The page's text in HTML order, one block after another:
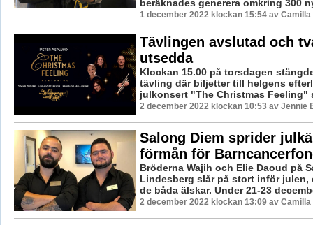
beräknades generera omkring 300
1 december 2022 klockan 15:54 av Camilla
Tävlingen avslutad och
utsedda
Klockan 15.00 på torsdagen
tävling där biljetter till helgens
julkonsert "The Christmas Feeling"
2 december 2022 klockan 10:53 av Jennie
Salong Diem sprider
förmån för
Bröderna Wajih och Elie Daoud på
Lindesberg slår på stort inför julen,
de båda älskar. Under 21-23
2 december 2022 klockan 13:09 av Camilla